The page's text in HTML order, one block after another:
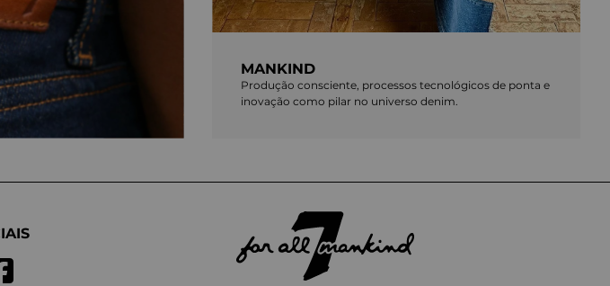
MANKIND
Produção consciente, processos tecnológicos de ponta e
inovação como pilar no universo denim.